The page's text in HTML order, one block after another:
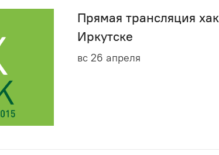
Прямая трансляция
Иркутске
вс 26 апреля